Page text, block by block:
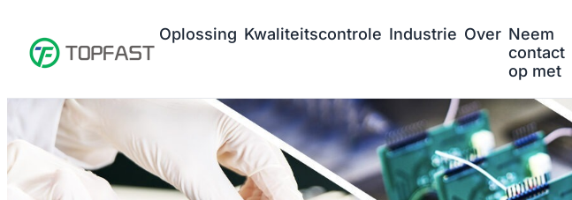
Oplossing Kwaliteitscontrole Industrie Over Neem
contact
op met